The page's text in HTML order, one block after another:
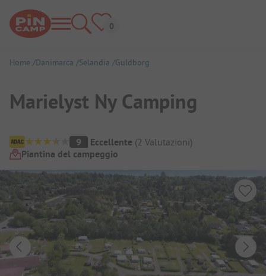
Home Danimarca Selandia Guldborg
Marielyst Ny Camping
Panoramica del campeggio
9 Eccellente (2 Valutazioni)
Piantina del campeggio